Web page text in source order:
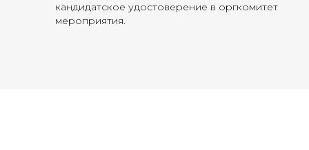
кандидатское удостоверение в оргкомитет
мероприятия.